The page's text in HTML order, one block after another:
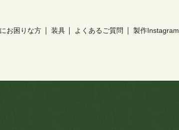
お困りな方 装具 よくあるご質問 製作Instagram